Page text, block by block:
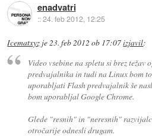
enadvatri
::24. feb 2012, 12:25
Icematxyz je23. feb 2012 ob 17:07izjavil:
Video vsebine na spletu si brez težav
predvajalnika in tudi na Linux bom
uporabljati Flash predvajalnik še
bom uporabljal Google Chrome.
Glede "resnih" in "neresnih"
otročarije odnesli drugam.